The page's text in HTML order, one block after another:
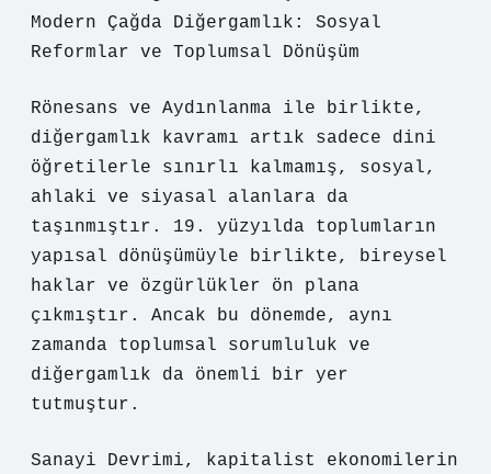
Modern Çağda Diğergamlık: Sosyal
Reformlar ve Toplumsal Dönüşüm
Rönesans ve Aydınlanma ile birlikte,
diğergamlık kavramı artık sadece dini
öğretilerle sınırlı kalmamış, sosyal,
ahlaki ve siyasal alanlara da
taşınmıştır. 19. yüzyılda toplumların
yapısal dönüşümüyle birlikte, bireysel
haklar ve özgürlükler ön plana
çıkmıştır. Ancak bu dönemde, aynı
zamanda toplumsal sorumluluk ve
diğergamlık da önemli bir yer
tutmuştur.
Sanayi Devrimi, kapitalist ekonomilerin